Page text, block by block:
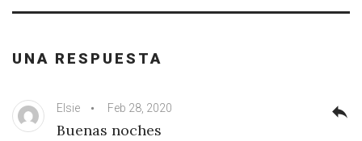
UNA RESPUESTA
Elsie Feb 28, 2020
Buenas noches
reply